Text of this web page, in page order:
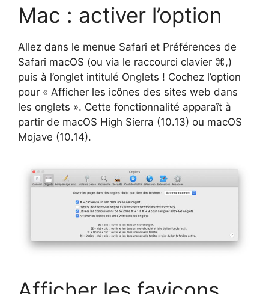
Mac : activer l’option
Allez dans le menue Safari et Préférences de
Safari macOS (ou via le raccourci clavier ⌘,)
puis à l’onglet intitulé Onglets ! Cochez l’option
pour « Afficher les icônes des sites web dans
les onglets ». Cette fonctionnalité apparaît à
partir de macOS High Sierra (10.13) ou macOS
Mojave (10.14).